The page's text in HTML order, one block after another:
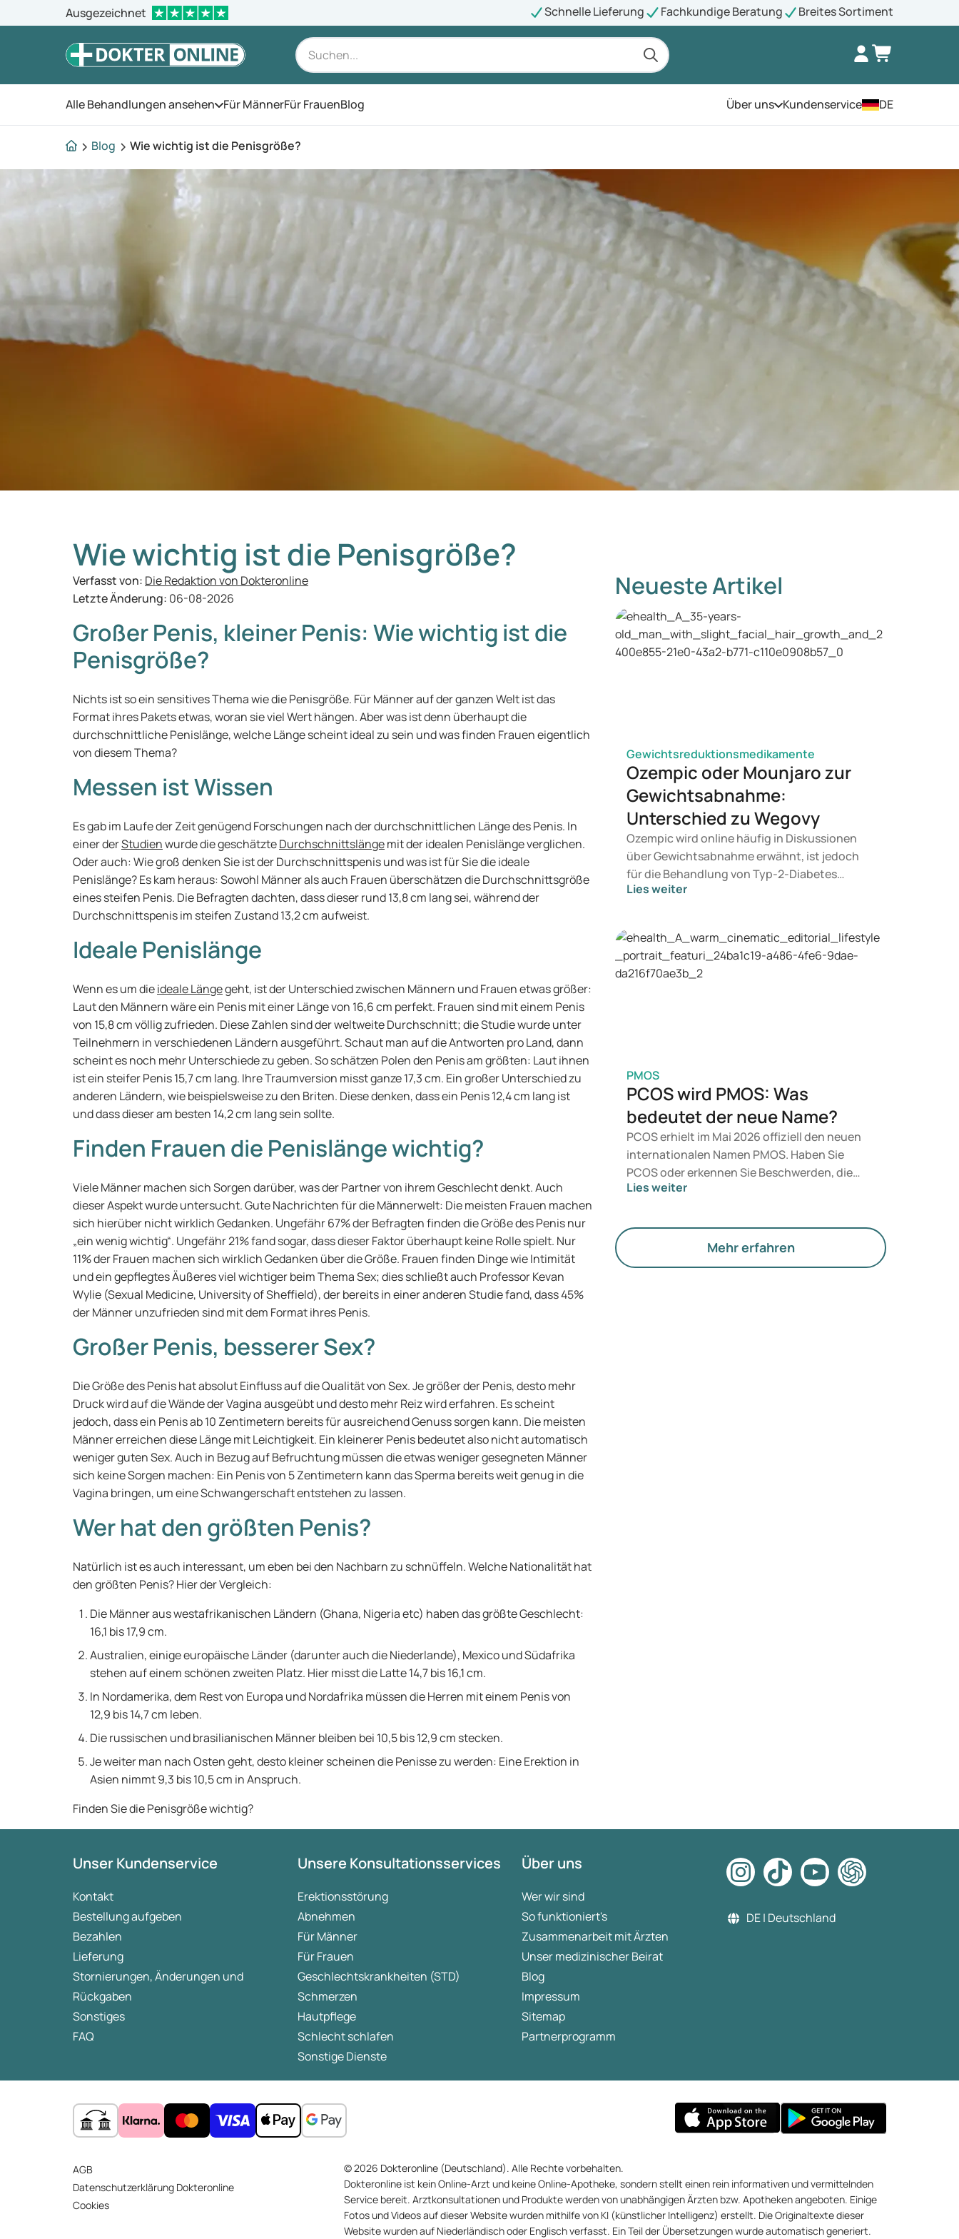
Ausgezeichnet Schnelle Lieferung Fachkundige Beratung Breites Sortiment
Alle Behandlungen ansehen Öffnen Sie das Menü
Für MännerFür FrauenBlog Über unsÖffnen Sie das Menü
Kundenservice DE
Blog Wie wichtig ist die Penisgröße?
Wie wichtig ist die Penisgröße?
Verfasst von: Die Redaktion von Dokteronline
Letzte Änderung: 06-08-2026
Großer Penis, kleiner Penis: Wie wichtig ist die
Penisgröße?
Nichts ist so ein sensitives Thema wie die Penisgröße. Für Männer auf der ganzen Welt ist das
Format ihres Pakets etwas, woran sie viel Wert hängen. Aber was ist denn überhaupt die
durchschnittliche Penislänge, welche Länge scheint ideal zu sein und was finden Frauen eigentlich
von diesem Thema?
Messen ist Wissen
Es gab im Laufe der Zeit genügend Forschungen nach der durchschnittlichen Länge des Penis. In
einer derStudienwurde die geschätzteDurchschnittslängemit der idealen Penislänge verglichen.
Oder auch: Wie groß denken Sie ist der Durchschnittspenis und was ist für Sie die ideale
Penislänge? Es kam heraus: Sowohl Männer als auch Frauen überschätzen die Durchschnittsgröße
eines steifen Penis. Die Befragten dachten, dass dieser rund 13,8 cm lang sei, während der
Durchschnittspenis im steifen Zustand 13,2 cm aufweist.
Ideale Penislänge
Wenn es um dieideale Längegeht, ist der Unterschied zwischen Männern und Frauen etwas größer:
Laut den Männern wäre ein Penis mit einer Länge von 16,6 cm perfekt. Frauen sind mit einem Penis
von 15,8 cm völlig zufrieden. Diese Zahlen sind der weltweite Durchschnitt; die Studie wurde unter
Teilnehmern in verschiedenen Ländern ausgeführt. Schaut man auf die Antworten pro Land, dann
scheint es noch mehr Unterschiede zu geben. So schätzen Polen den Penis am größten: Laut ihnen
ist ein steifer Penis 15,7 cm lang. Ihre Traumversion misst ganze 17,3 cm. Ein großer Unterschied zu
anderen Ländern, wie beispielsweise zu den Briten. Diese denken, dass ein Penis 12,4 cm lang ist
und dass dieser am besten 14,2 cm lang sein sollte.
Finden Frauen die Penislänge wichtig?
Viele Männer machen sich Sorgen darüber, was der Partner von ihrem Geschlecht denkt. Auch
dieser Aspekt wurde untersucht. Gute Nachrichten für die Männerwelt: Die meisten Frauen machen
sich hierüber nicht wirklich Gedanken. Ungefähr 67% der Befragten finden die Größe des Penis nur
„ein wenig wichtig“. Ungefähr 21% fand sogar, dass dieser Faktor überhaupt keine Rolle spielt. Nur
11% der Frauen machen sich wirklich Gedanken über die Größe. Frauen finden Dinge wie Intimität
und ein gepflegtes Äußeres viel wichtiger beim Thema Sex; dies schließt auch Professor Kevan
Wylie (Sexual Medicine, University of Sheffield), der bereits in einer anderen Studie fand, dass 45%
der Männer unzufrieden sind mit dem Format ihres Penis.
Großer Penis, besserer Sex?
Die Größe des Penis hat absolut Einfluss auf die Qualität von Sex. Je größer der Penis, desto mehr
Druck wird auf die Wände der Vagina ausgeübt und desto mehr Reiz wird erfahren. Es scheint
jedoch, dass ein Penis ab 10 Zentimetern bereits für ausreichend Genuss sorgen kann. Die meisten
Männer erreichen diese Länge mit Leichtigkeit. Ein kleinerer Penis bedeutet also nicht automatisch
weniger guten Sex. Auch in Bezug auf Befruchtung müssen die etwas weniger gesegneten Männer
sich keine Sorgen machen: Ein Penis von 5 Zentimetern kann das Sperma bereits weit genug in die
Vagina bringen, um eine Schwangerschaft entstehen zu lassen.
Wer hat den größten Penis?
Natürlich ist es auch interessant, um eben bei den Nachbarn zu schnüffeln. Welche Nationalität hat
den größten Penis? Hier der Vergleich:
Die Männer aus westafrikanischen Ländern (Ghana, Nigeria etc) haben das größte Geschlecht:
16,1 bis 17,9 cm.
Australien, einige europäische Länder (darunter auch die Niederlande), Mexico und Südafrika
stehen auf einem schönen zweiten Platz. Hier misst die Latte 14,7 bis 16,1 cm.
In Nordamerika, dem Rest von Europa und Nordafrika müssen die Herren mit einem Penis von
12,9 bis 14,7 cm leben.
Die russischen und brasilianischen Männer bleiben bei 10,5 bis 12,9 cm stecken.
Je weiter man nach Osten geht, desto kleiner scheinen die Penisse zu werden: Eine Erektion in
Asien nimmt 9,3 bis 10,5 cm in Anspruch.
Finden Sie die Penisgröße wichtig?
Neueste Artikel
Gewichtsreduktionsmedikamente
Ozempic oder Mounjaro zur
Gewichtsabnahme:
Unterschied zu Wegovy
Ozempic wird online häufig in Diskussionen
über Gewichtsabnahme erwähnt, ist jedoch
für die Behandlung von Typ-2-Diabetes
vorgesehen. Suchen Sie eine Therapie zur
Betracht. Welche Behandlung für Sie geeignet
ist, entscheidet ein Arzt auf Grundlage Ihrer
Gesundheit, Ihres BMI und Ihres
Lies weiter
PMOS
PCOS wird PMOS: Was
bedeutet der neue Name?
PCOS erhielt im Mai 2026 offiziell den neuen
internationalen Namen PMOS. Haben Sie
PCOS oder erkennen Sie Beschwerden, die
dazu passen? Medizinisch ändert sich
mehr Gewicht auf Hormone, den Stoffwechsel
und die Funktion der Eierstöcke.
Lies weiter
Mehr erfahren
Unser Kundenservice
Kontakt
Bestellung aufgeben
Bezahlen
Lieferung
Stornierungen, Änderungen und
Rückgaben
Sonstiges
FAQ
Unsere Konsultationsservices
Erektionsstörung
Abnehmen
Für Männer
Für Frauen
Geschlechtskrankheiten (STD)
Schmerzen
Hautpflege
Schlecht schlafen
Sonstige Dienste
Über uns
Wer wir sind
So funktioniert's
Zusammenarbeit mit Ärzten
Unser medizinischer Beirat
Blog
Impressum
Sitemap
Partnerprogramm
DE | Deutschland
AGB
Datenschutzerklärung Dokteronline
Cookies
© 2026 Dokteronline (Deutschland). Alle Rechte vorbehalten.
Dokteronline ist kein Online-Arzt und keine Online-Apotheke, sondern stellt einen rein informativen und vermittelnden
Service bereit. Arztkonsultationen und Produkte werden von unabhängigen Ärzten bzw. Apotheken angeboten. Einige
Fotos und Videos auf dieser Website wurden mithilfe von KI (künstlicher Intelligenz) erstellt. Die Originaltexte dieser
Website wurden auf Niederländisch oder Englisch verfasst. Ein Teil der Übersetzungen wurde automatisch generiert.